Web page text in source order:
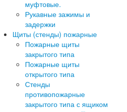
муфтовые.
Рукавные зажимы и
задержки
Щиты (стенды) пожарные
Пожарные щиты
закрытого типа
Пожарные щиты
открытого типа
Стенды
противопожарные
закрытого типа с ящиком